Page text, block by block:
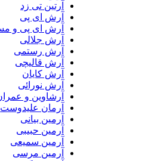
آرتین تی زد
آرش ای پی
آرش ای پی و مسیح
آرش جلالی
آرش رستمی
آرش قالیچی
آرش کایان
آرش نورائی
آرشاوین و عمران طاهری
آرمان علیدوست
آرمین بیانی
آرمین حبیبی
آرمین سمیعی
آرمین مرسی